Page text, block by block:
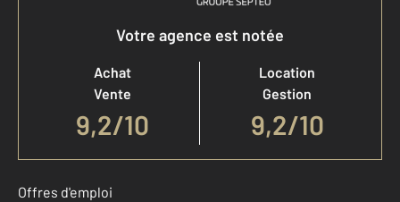
Votre agence est notée
Achat
Vente
9,2/10
Location
Gestion
9,2/10
Offres d'emploi